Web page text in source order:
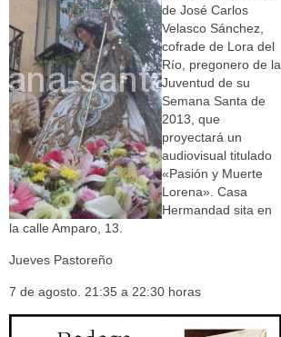
de José Carlos
Velasco Sánchez,
cofrade de Lora del
Río, pregonero de la
Juventud de su
Semana Santa de
2013, que
proyectará un
audiovisual titulado
«Pasión y Muerte
Lorena». Casa
Hermandad sita en
la calle Amparo, 13.
Jueves Pastoreño
7 de agosto. 21:35 a 22:30 horas